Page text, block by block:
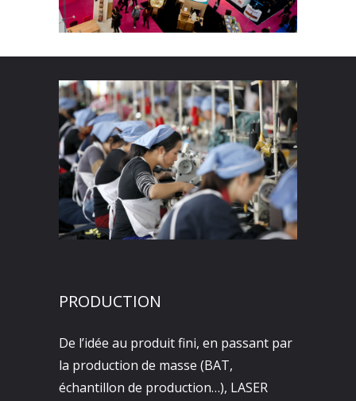
PRODUCTION
De l’idée au produit fini, en passant par
la production de masse (BAT,
échantillon de production…), LASER